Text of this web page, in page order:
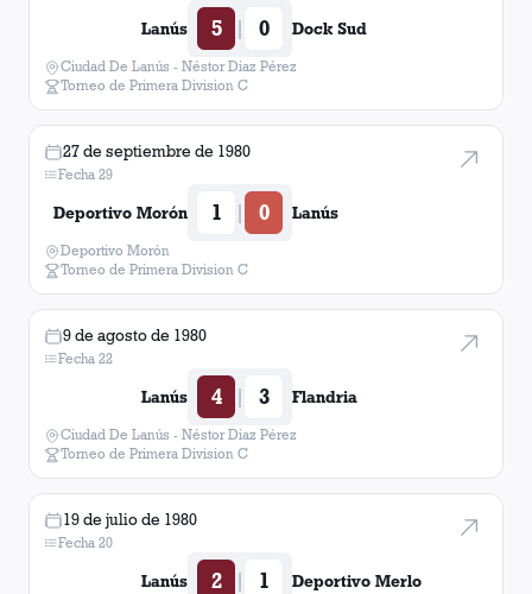
Lanús 5 | 0 Dock Sud
Ciudad De Lanús - Néstor Diaz Pérez
Torneo de Primera Division C
27 de septiembre de 1980
Fecha 29
Deportivo Morón 1 | 0 Lanús
Deportivo Morón
Torneo de Primera Division C
9 de agosto de 1980
Fecha 22
Lanús 4 | 3 Flandria
Ciudad De Lanús - Néstor Diaz Pérez
Torneo de Primera Division C
19 de julio de 1980
Fecha 20
Lanús 2 | 1 Deportivo Merlo